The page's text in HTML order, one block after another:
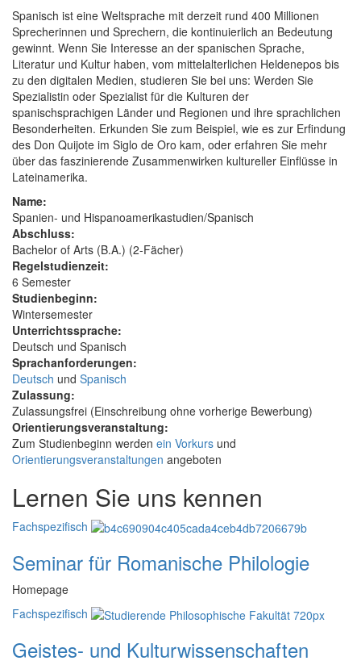
Spanisch ist eine Weltsprache mit derzeit rund 400 Millionen
Sprecherinnen und Sprechern, die kontinuierlich an Bedeutung
gewinnt. Wenn Sie Interesse an der spanischen Sprache,
Literatur und Kultur haben, vom mittelalterlichen Heldenepos bis
zu den digitalen Medien, studieren Sie bei uns: Werden Sie
Spezialistin oder Spezialist für die Kulturen der
spanischsprachigen Länder und Regionen und ihre sprachlichen
Besonderheiten. Erkunden Sie zum Beispiel, wie es zur Erfindung
des Don Quijote im Siglo de Oro kam, oder erfahren Sie mehr
über das faszinierende Zusammenwirken kultureller Einflüsse in
Lateinamerika.
Name:
Spanien- und Hispanoamerikastudien/Spanisch
Abschluss:
Bachelor of Arts (B.A.) (2-Fächer)
Regelstudienzeit:
6 Semester
Studienbeginn:
Wintersemester
Unterrichtssprache:
Deutsch und Spanisch
Sprachanforderungen:
Deutsch und Spanisch
Zulassung:
Zulassungsfrei (Einschreibung ohne vorherige Bewerbung)
Orientierungsveranstaltung:
Zum Studienbeginn werden ein Vorkurs und
Orientierungsveranstaltungen angeboten
Lernen Sie uns kennen
Fachspezifisch
Seminar für Romanische Philologie
Homepage
Fachspezifisch
Geistes- und Kulturwissenschaften